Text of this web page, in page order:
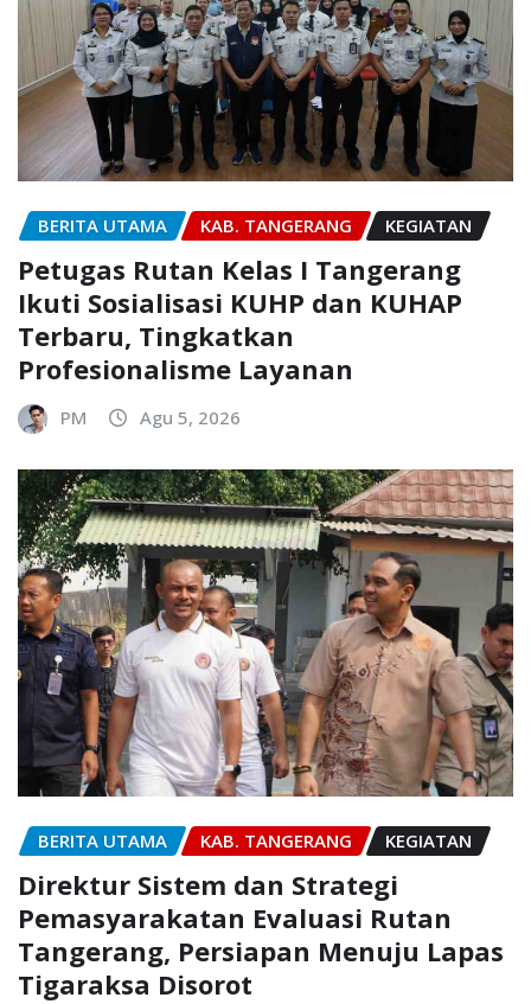
BERITA UTAMA KAB. TANGERANG KEGIATAN
Petugas Rutan Kelas I Tangerang
Ikuti Sosialisasi KUHP dan KUHAP
Terbaru, Tingkatkan
Profesionalisme Layanan
PM Agu 5, 2026
BERITA UTAMA KAB. TANGERANG KEGIATAN
Direktur Sistem dan Strategi
Pemasyarakatan Evaluasi Rutan
Tangerang, Persiapan Menuju Lapas
Tigaraksa Disorot